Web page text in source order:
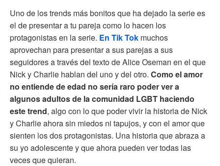
Uno de los trends más bonitos que ha dejado la serie es
el de presentar a tu pareja como lo hacen los
protagonistas en la serie. En Tik Tok muchos
aprovechan para presentar a sus parejas a sus
seguidores a través del texto de Alice Oseman en el que
Nick y Charlie hablan del uno y del otro. Como el amor
no entiende de edad no sería raro poder ver a
algunos adultos de la comunidad LGBT haciendo
este trend, algo con lo que poder vivir la historia de Nick
y Charlie ahora sin miedos ni tapujos, y con el amor que
sienten los dos protagonistas. Una historia que abraza a
su yo adolescente y que ahora pueden ver todas las
veces que quieran.